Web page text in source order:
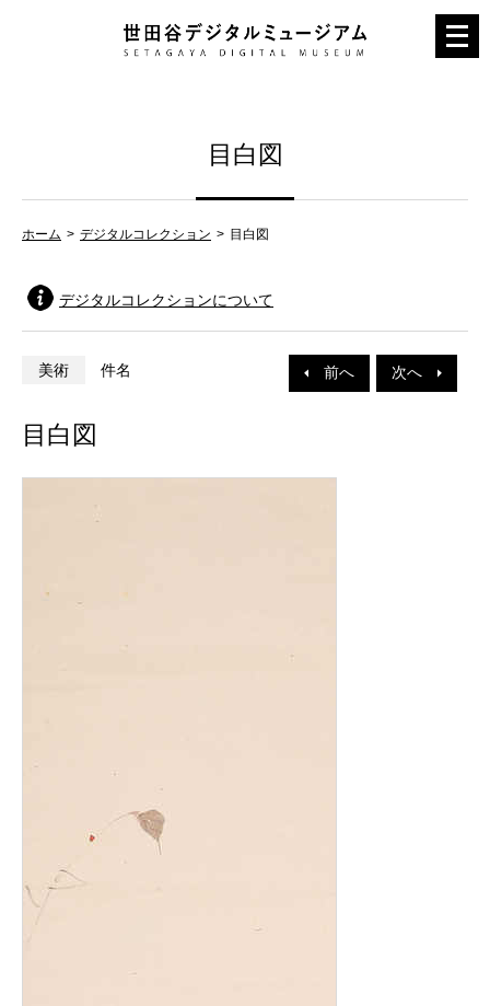
メ
ニ
目白図
ホーム デジタルコレクション 目白図
デジタルコレクションについて
前へ 次へ
美術 件名
目白図